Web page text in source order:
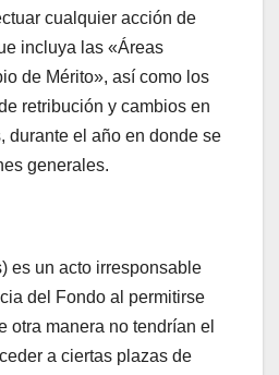
cualquier acción de
incluya las «Áreas
de Mérito», así como los
retribución y cambios en
durante el año en donde se
generales.
es un acto irresponsable
del Fondo al permitirse
otra manera no tendrían el
a ciertas plazas de